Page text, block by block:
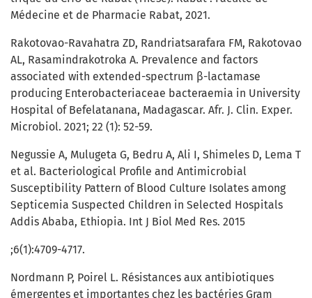
Médecine et de Pharmacie Rabat, 2021.
Rakotovao-Ravahatra ZD, Randriatsarafara FM, Rakotovao
AL, Rasamindrakotroka A. Prevalence and factors
associated with extended-spectrum β-lactamase
producing Enterobacteriaceae bacteraemia in University
Hospital of Befelatanana, Madagascar. Afr. J. Clin. Exper.
Microbiol. 2021; 22 (1): 52-59.
Negussie A, Mulugeta G, Bedru A, Ali I, Shimeles D, Lema T
et al. Bacteriological Profile and Antimicrobial
Susceptibility Pattern of Blood Culture Isolates among
Septicemia Suspected Children in Selected Hospitals
Addis Ababa, Ethiopia. Int J Biol Med Res. 2015
;6(1):4709-4717.
Nordmann P, Poirel L. Résistances aux antibiotiques
émergentes et importantes chez les bactéries Gram